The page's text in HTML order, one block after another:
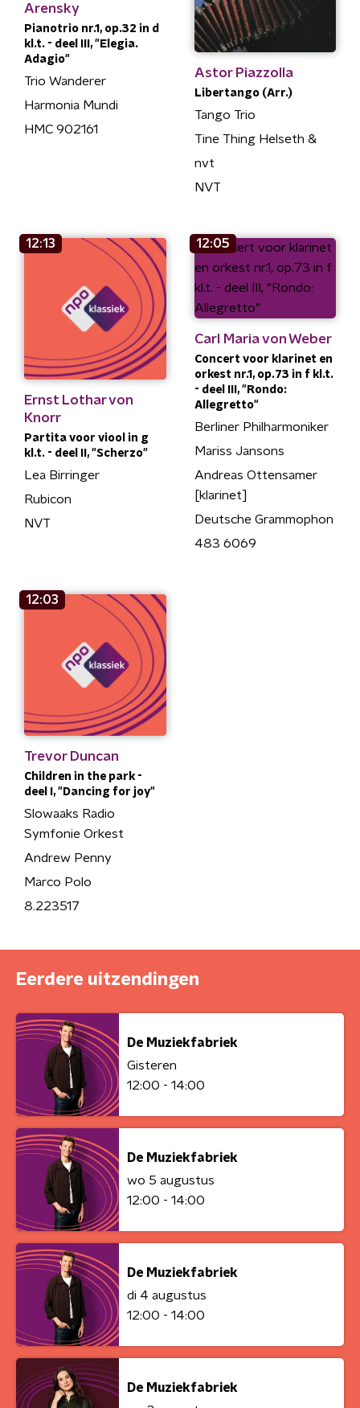
Arensky
Pianotrio nr.1, op.32 in d
kl.t. - deel III, "Elegia.
Adagio"
Trio Wanderer
Harmonia Mundi
HMC 902161
Astor Piazzolla
Libertango (Arr.)
Tango Trio
Tine Thing Helseth &
nvt
NVT
12:13
Ernst Lothar von
Knorr
Partita voor viool in g
kl.t. - deel II, "Scherzo"
Lea Birringer
Rubicon
NVT
12:05
Carl Maria von Weber
Concert voor klarinet en
orkest nr.1, op.73 in f kl.t.
- deel III, "Rondo:
Allegretto"
Berliner Philharmoniker
Mariss Jansons
Andreas Ottensamer
[klarinet]
Deutsche Grammophon
483 6069
12:03
Trevor Duncan
Children in the park -
deel I, "Dancing for joy"
Slowaaks Radio
Symfonie Orkest
Andrew Penny
Marco Polo
8.223517
Eerdere uitzendingen
De Muziekfabriek
Gisteren
12:00 - 14:00
De Muziekfabriek
wo 5 augustus
12:00 - 14:00
De Muziekfabriek
di 4 augustus
12:00 - 14:00
De Muziekfabriek